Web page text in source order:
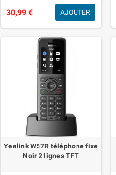
30,99 € AJOUTER
Yealink W57R téléphone fixe
Noir 2 lignes TFT